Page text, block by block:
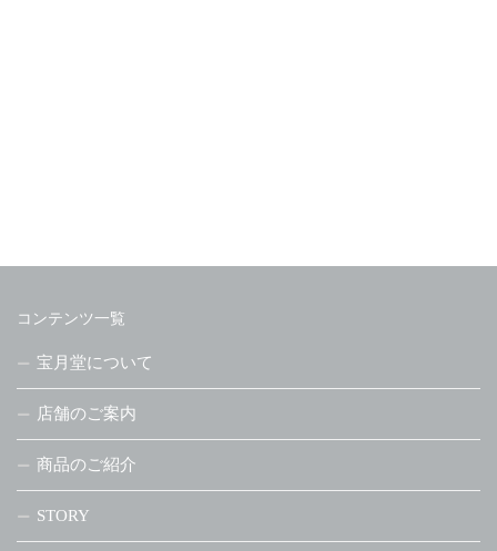
コンテンツ一覧
宝月堂について
店舗のご案内
商品のご紹介
STORY